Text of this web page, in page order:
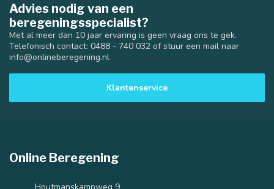
Advies nodig van een
beregeningsspecialist?
Met al meer dan 10 jaar ervaring is geen vraag ons te gek.
Telefonisch contact: 0488 - 740 032 of stuur een mail naar
info@onlineberegening.nl
Klantenservice
Online Beregening
Houtmanskampweg 9